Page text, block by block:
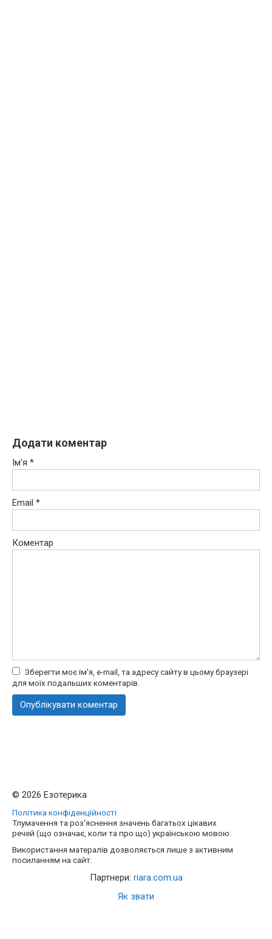
Додати коментар
Ім'я *
Email *
Коментар
Зберегти моє ім'я, e-mail, та адресу сайту в цьому браузері
для моїх подальших коментарів.
© 2026 Езотерика
Політика конфіденційності
Тлумачення та роз'яснення значень багатьох цікавих
речей (що означає, коли та про що) українською мовою.
Використання матералів дозволяється лише з активним
посиланням на сайт.
Партнери: riara.com.ua
Як звати